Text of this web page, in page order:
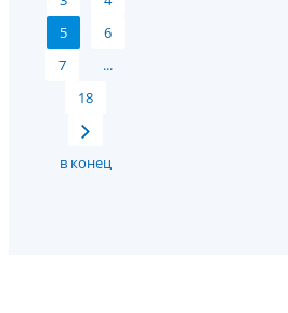
5
6
7
...
18
в конец